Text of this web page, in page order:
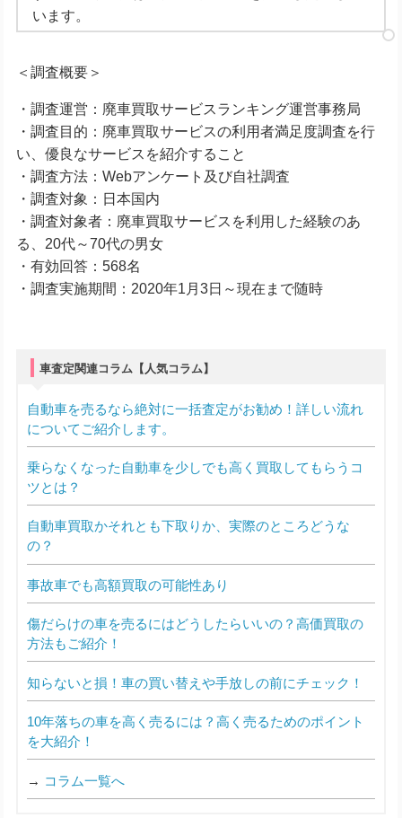
います。
＜調査概要＞
・調査運営：廃車買取サービスランキング運営事務局
・調査目的：廃車買取サービスの利用者満足度調査を行
い、優良なサービスを紹介すること
・調査方法：Webアンケート及び自社調査
・調査対象：日本国内
・調査対象者：廃車買取サービスを利用した経験のあ
る、20代～70代の男女
・有効回答：568名
・調査実施期間：2020年1月3日～現在まで随時
車査定関連コラム【人気コラム】
自動車を売るなら絶対に一括査定がお勧め！詳しい流れ
についてご紹介します。
乗らなくなった自動車を少しでも高く買取してもらうコ
ツとは？
自動車買取かそれとも下取りか、実際のところどうな
の？
事故車でも高額買取の可能性あり
傷だらけの車を売るにはどうしたらいいの？高価買取の
方法もご紹介！
知らないと損！車の買い替えや手放しの前にチェック！
10年落ちの車を高く売るには？高く売るためのポイント
を大紹介！
→ コラム一覧へ